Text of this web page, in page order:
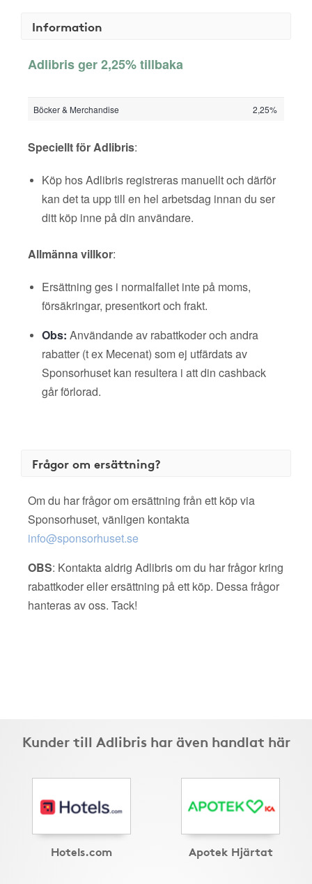
Information
Adlibris ger 2,25% tillbaka
Böcker & Merchandise 2,25%
Speciellt för Adlibris:
Köp hos Adlibris registreras manuellt och därför
kan det ta upp till en hel arbetsdag innan du ser
ditt köp inne på din användare.
Allmänna villkor:
Ersättning ges i normalfallet inte på moms,
försäkringar, presentkort och frakt.
Obs: Användande av rabattkoder och andra
rabatter (t ex Mecenat) som ej utfärdats av
Sponsorhuset kan resultera i att din cashback
går förlorad.
Frågor om ersättning?
Om du har frågor om ersättning från ett köp via
Sponsorhuset, vänligen kontakta
info@sponsorhuset.se
OBS: Kontakta aldrig Adlibris om du har frågor kring
rabattkoder eller ersättning på ett köp. Dessa frågor
hanteras av oss. Tack!
Kunder till Adlibris har även handlat här
Hotels.com Apotek Hjärtat